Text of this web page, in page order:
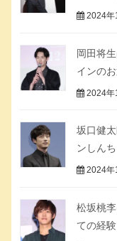
2024年
岡田将
インの
2024年
坂口健
ンしん
2024年
松坂桃
ての経